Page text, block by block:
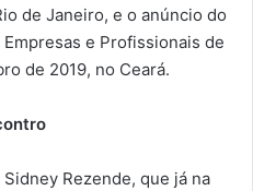
de Janeiro, e o anúncio do
e Profissionais de
de 2019, no Ceará.
Rezende, que já na